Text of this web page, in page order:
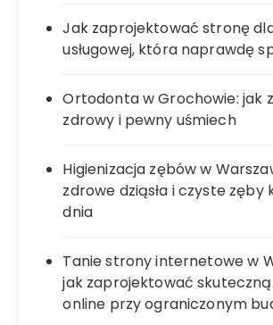
Jak zaprojektować stronę
usługowej, która naprawdę
Ortodonta w Grochowie: jak
zdrowy i pewny uśmiech
Higienizacja zębów w
zdrowe dziąsła i czyste zęby
dnia
Tanie strony internetowe w
jak zaprojektować
online przy ograniczonym